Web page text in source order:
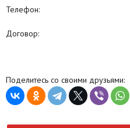
Телефон:
Договор:
Поделитесь со своими друзьями: